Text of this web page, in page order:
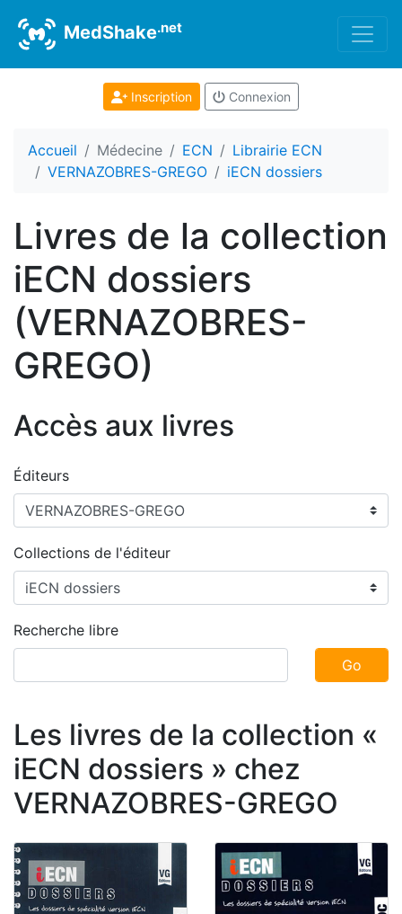
MedShake.net
Inscription Connexion
Accueil Médecine ECN
Librairie ECN
VERNAZOBRES-GREGO
iECN dossiers
Livres de la collection
iECN dossiers
(VERNAZOBRES-
GREGO)
Accès aux livres
Éditeurs
Collections de l'éditeur
Recherche libre
Go
Les livres de la collection «
iECN dossiers » chez
VERNAZOBRES-GREGO